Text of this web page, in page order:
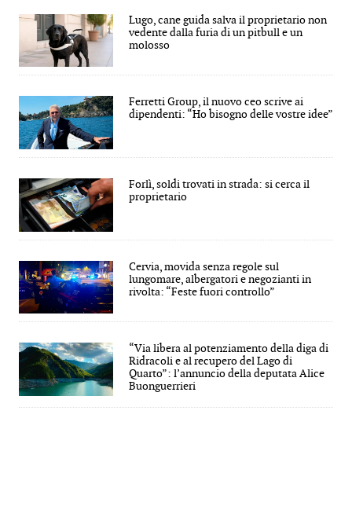
Lugo, cane guida salva il proprietario non
vedente dalla furia di un pitbull e un
molosso
Ferretti Group, il nuovo ceo scrive ai
dipendenti: “Ho bisogno delle vostre idee”
Forlì, soldi trovati in strada: si cerca il
proprietario
Cervia, movida senza regole sul
lungomare, albergatori e negozianti in
rivolta: “Feste fuori controllo”
“Via libera al potenziamento della diga di
Ridracoli e al recupero del Lago di
Quarto”: l’annuncio della deputata Alice
Buonguerrieri